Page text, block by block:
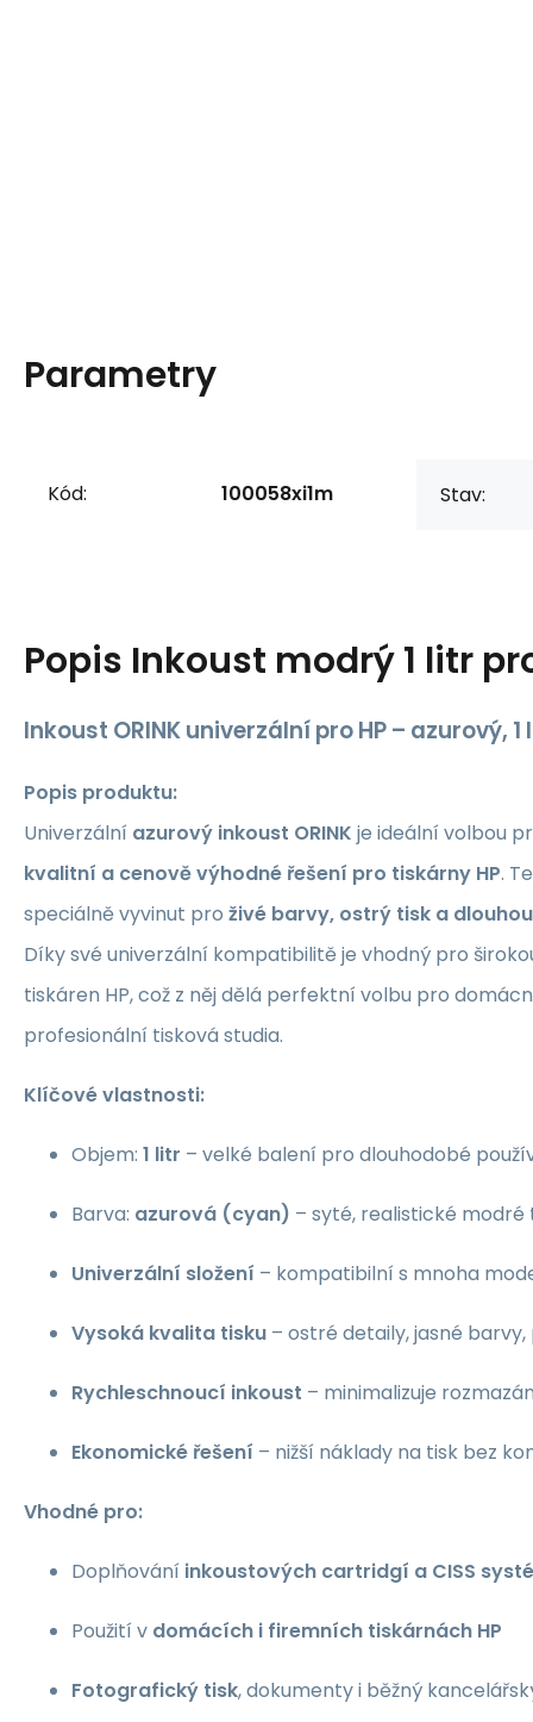
Parametry
Kód: 100058xi1m Stav:
Popis Inkoust modrý 1 litr
Inkoust ORINK univerzální pro HP – azurový, 1
Popis produktu:
Univerzální azurový inkoust ORINK je ideální volbou
kvalitní a cenově výhodné řešení pro tiskárny HP.
speciálně vyvinut pro živé barvy, ostrý tisk a
Díky své univerzální kompatibilitě je vhodný pro
tiskáren HP, což z něj dělá perfektní volbu pro
profesionální tisková studia.
Klíčové vlastnosti:
Objem: 1 litr – velké balení pro dlouhodobé
Barva: azurová (cyan) – syté, realistické modré
Univerzální složení – kompatibilní s mnoha
Vysoká kvalita tisku – ostré detaily, jasné
Rychleschnoucí inkoust – minimalizuje
Ekonomické řešení – nižší náklady na tisk bez
Vhodné pro:
Doplňování inkoustových cartridgí a CISS
Použití v domácích i firemních tiskárnách HP
Fotografický tisk, dokumenty i běžný